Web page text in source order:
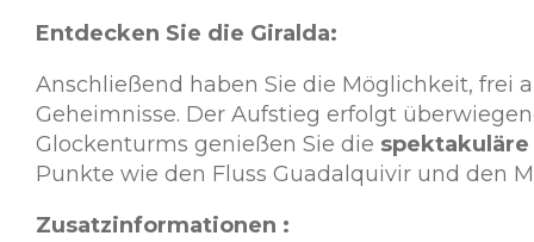
Entdecken Sie die Giralda:
Anschließend haben Sie die Möglichkeit, frei
Geheimnisse. Der Aufstieg erfolgt
Glockenturms genießen Sie die spektakuläre
Punkte wie den Fluss Guadalquivir und den
Zusatzinformationen :